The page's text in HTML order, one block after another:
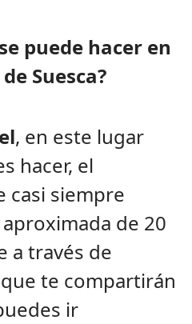
puede hacer en
Suesca?
, en este lugar
hacer, el
casi siempre
de 20
a través de
te compartirán
ir